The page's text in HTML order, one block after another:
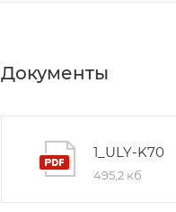
Документы
1_ULY-K70
495,2 кб